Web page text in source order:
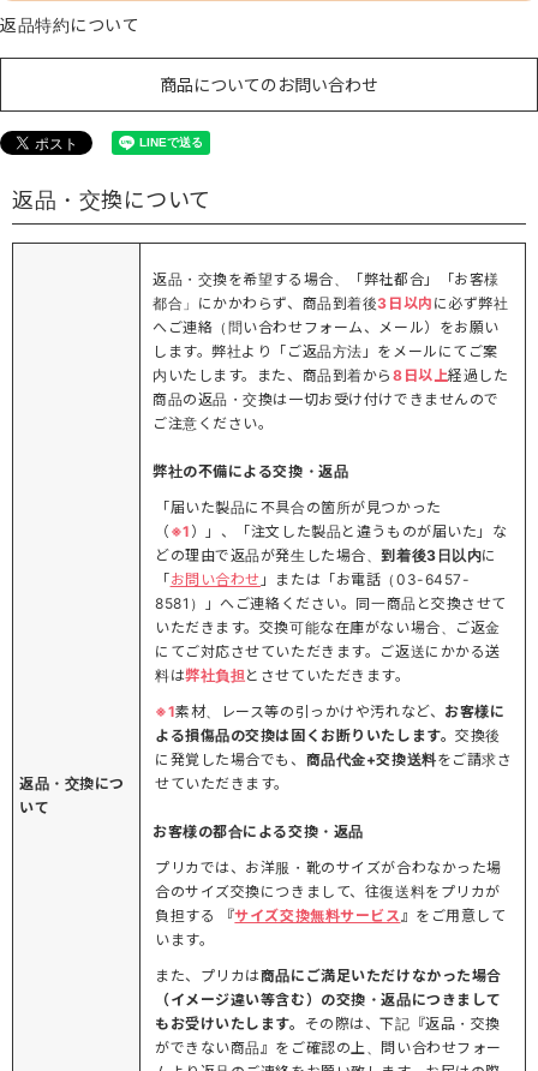
返品特約について
商品についてのお問い合わせ
返品・交換について
返品・交換につ
いて
返品・交換を希望する場合、「弊社都合」「お客様
都合」にかかわらず、商品到着後3日以内 に必ず弊社
へご連絡（問い合わせフォーム、メール）をお願い
します。弊社より「ご返品方法」をメールにてご案
内いたします。また、商品到着から 8日以上経過した
商品の返品・交換は一切お受け付けできませんので
ご注意ください。
弊社の不備による交換・返品
「届いた製品に不具合の箇所が見つかった
（ ※1 ）」、「注文した製品と違うものが届いた」な
どの理由で返品が発生した場合、到着後3日以内に
「お問い合わせ 」または「お電話（03-6457-
8581）」へご連絡ください。同一商品と交換させて
いただきます。交換可能な在庫がない場合、ご返金
にてご対応させていただきます。ご返送にかかる送
料は弊社負担とさせていただきます。
※1素材、レース等の引っかけや汚れなど、 お客様に
よる損傷品の交換は固くお断りいたします。交換後
に発覚した場合でも、 商品代金+交換送料をご請求さ
せていただきます。
お客様の都合による交換・返品
プリカでは、お洋服・靴のサイズが合わなかった場
合のサイズ交換につきまして、往復送料をプリカが
負担する 『サイズ交換無料サービス』をご用意して
います。
また、プリカは商品にご満足いただけなかった場合
（イメージ違い等含む）の交換・返品につきまして
もお受けいたします。 その際は、下記『返品・交換
ができない商品』をご確認の上、問い合わせフォー